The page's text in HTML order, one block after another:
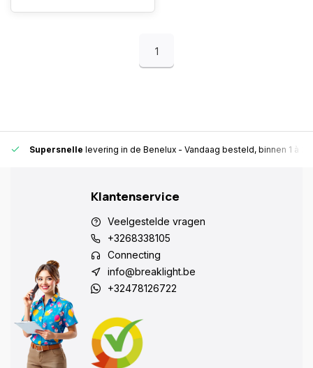
1
Supersnelle levering in de Benelux - Vandaag besteld, binnen 1 à 2
Klantenservice
Veelgestelde vragen
+3268338105
Connecting
info@breaklight.be
+32478126722